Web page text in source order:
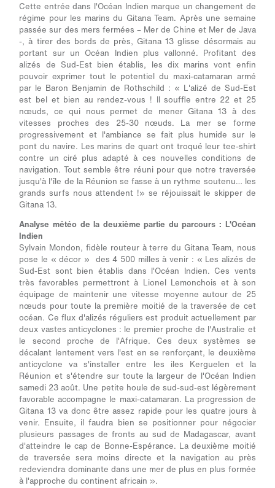
Cette entrée dans l'Océan Indien marque un changement de
régime pour les marins du Gitana Team. Après une semaine
passée sur des mers fermées – Mer de Chine et Mer de Java
-, à tirer des bords de près, Gitana 13 glisse désormais au
portant sur un Océan Indien plus vallonné. Profitant des
alizés de Sud-Est bien établis, les dix marins vont enfin
pouvoir exprimer tout le potentiel du maxi-catamaran armé
par le Baron Benjamin de Rothschild : « L'alizé de Sud-Est
est bel et bien au rendez-vous ! Il souffle entre 22 et 25
nœuds, ce qui nous permet de mener Gitana 13 à des
vitesses proches des 25-30 nœuds. La mer se forme
progressivement et l'ambiance se fait plus humide sur le
pont du navire. Les marins de quart ont troqué leur tee-shirt
contre un ciré plus adapté à ces nouvelles conditions de
navigation. Tout semble être réuni pour que notre traversée
jusqu'à l'île de la Réunion se fasse à un rythme soutenu… les
grands surfs nous attendent !» se réjouissait le skipper de
Gitana 13.
Analyse météo de la deuxième partie du parcours : L'Océan
Indien
Sylvain Mondon, fidèle routeur à terre du Gitana Team, nous
pose le « décor » des 4 500 milles à venir : « Les alizés de
Sud-Est sont bien établis dans l'Océan Indien. Ces vents
très favorables permettront à Lionel Lemonchois et à son
équipage de maintenir une vitesse moyenne autour de 25
nœuds pour toute la première moitié de la traversée de cet
océan. Ce flux d'alizés réguliers est produit actuellement par
deux vastes anticyclones : le premier proche de l'Australie et
le second proche de l'Afrique. Ces deux systèmes se
décalant lentement vers l'est en se renforçant, le deuxième
anticyclone va s'installer entre les iles Kerguelen et la
Réunion et s'étendre sur toute la largeur de l'Océan Indien
samedi 23 août. Une petite houle de sud-sud-est légèrement
favorable accompagne le maxi-catamaran. La progression de
Gitana 13 va donc être assez rapide pour les quatre jours à
venir. Ensuite, il faudra bien se positionner pour négocier
plusieurs passages de fronts au sud de Madagascar, avant
d'atteindre le cap de Bonne-Espérance. La deuxième moitié
de traversée sera moins directe et la navigation au près
redeviendra dominante dans une mer de plus en plus formée
à l'approche du continent africain ».